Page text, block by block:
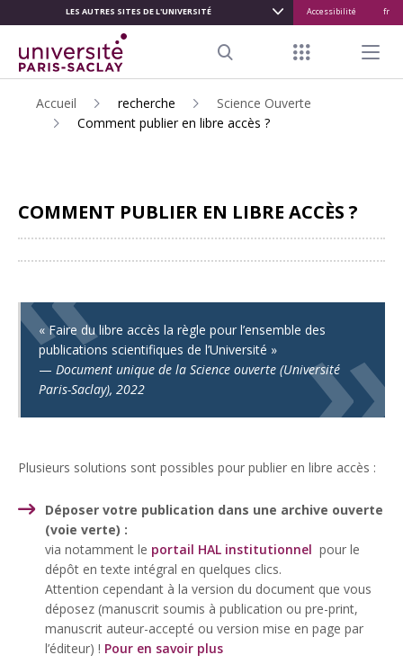
CONTENU
PRINCIPAL
LES AUTRES SITES DE L'UNIVERSITÉ Accessibilité fr
Menu Menu
Accueil recherche
Science Ouverte
Comment publier en libre accès ?
COMMENT PUBLIER EN LIBRE ACCÈS ?
« Faire du libre accès la règle pour l’ensemble des
publications scientifiques de l’Université »
— Document unique de la Science ouverte (Université
Paris-Saclay), 2022
Plusieurs solutions sont possibles pour publier en libre accès :
Déposer votre publication dans une archive ouverte
(voie verte) :
via notamment le portail HAL institutionnel pour le
dépôt en texte intégral en quelques clics.
Attention cependant à la version du document que vous
déposez (manuscrit soumis à publication ou pre-print,
manuscrit auteur-accepté ou version mise en page par
l’éditeur) ! Pour en savoir plus